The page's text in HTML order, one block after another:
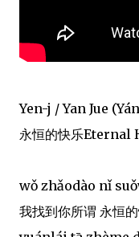
Yen-j / Yan Jue
永恒的快乐Eternal
wǒ zhǎodào nǐ
我找到你所谓 永恒